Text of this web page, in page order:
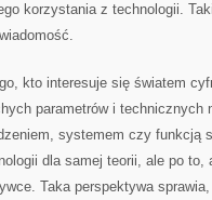
korzystania z technologii.
kto interesuje się światem
parametrów i technicznych
systemem czy funkcją
dla samej teorii, ale po to,
Taka perspektywa